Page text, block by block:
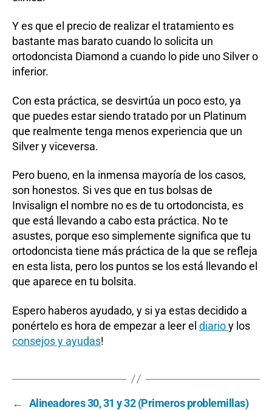
Y es que el precio de realizar el tratamiento es
bastante mas barato cuando lo solicita un
ortodoncista Diamond a cuando lo pide uno Silver o
inferior.
Con esta práctica, se desvirtúa un poco esto, ya
que puedes estar siendo tratado por un Platinum
que realmente tenga menos experiencia que un
Silver y viceversa.
Pero bueno, en la inmensa mayoría de los casos,
son honestos. Si ves que en tus bolsas de
Invisalign el nombre no es de tu ortodoncista, es
que está llevando a cabo esta práctica. No te
asustes, porque eso simplemente significa que tu
ortodoncista tiene más práctica de la que se refleja
en esta lista, pero los puntos se los está llevando el
que aparece en tu bolsita.
Espero haberos ayudado, y si ya estas decidido a
ponértelo es hora de empezar a leer el diarioy los
consejos y ayudas!
←
Alineadores 30, 31 y 32 (Primeros problemillas)